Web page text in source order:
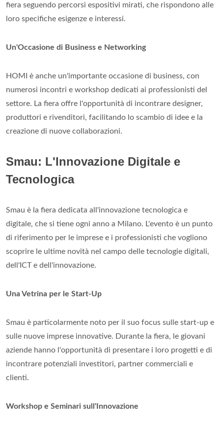
fiera seguendo percorsi espositivi mirati, che rispondono alle
loro specifiche esigenze e interessi.
Un'Occasione di Business e Networking
HOMI è anche un'importante occasione di business, con
numerosi incontri e workshop dedicati ai professionisti del
settore. La fiera offre l'opportunità di incontrare designer,
produttori e rivenditori, facilitando lo scambio di idee e la
creazione di nuove collaborazioni.
Smau: L'Innovazione Digitale e
Tecnologica
Smau è la fiera dedicata all'innovazione tecnologica e
digitale, che si tiene ogni anno a Milano. L'evento è un punto
di riferimento per le imprese e i professionisti che vogliono
scoprire le ultime novità nel campo delle tecnologie digitali,
dell'ICT e dell'innovazione.
Una Vetrina per le Start-Up
Smau è particolarmente noto per il suo focus sulle start-up e
sulle nuove imprese innovative. Durante la fiera, le giovani
aziende hanno l'opportunità di presentare i loro progetti e di
incontrare potenziali investitori, partner commerciali e
clienti.
Workshop e Seminari sull'Innovazione